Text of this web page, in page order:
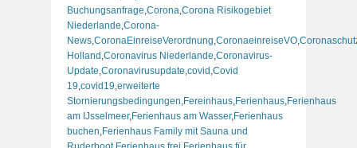
Buchungsanfrage Corona Corona Risikogebiet
Niederlande Corona-
News CoronaEinreiseVerordnung CoronaeinreiseVO
Holland Coronavirus Niederlande Coronavirus-
Update Coronavirusupdate covid Covid
19 covid19 erweiterte
Stornierungsbedingungen Fereinhaus Ferienhaus Ferienhaus
am IJsselmeer, Ferienhaus am Wasser, Ferienhaus
buchen Ferienhaus Family mit Sauna und